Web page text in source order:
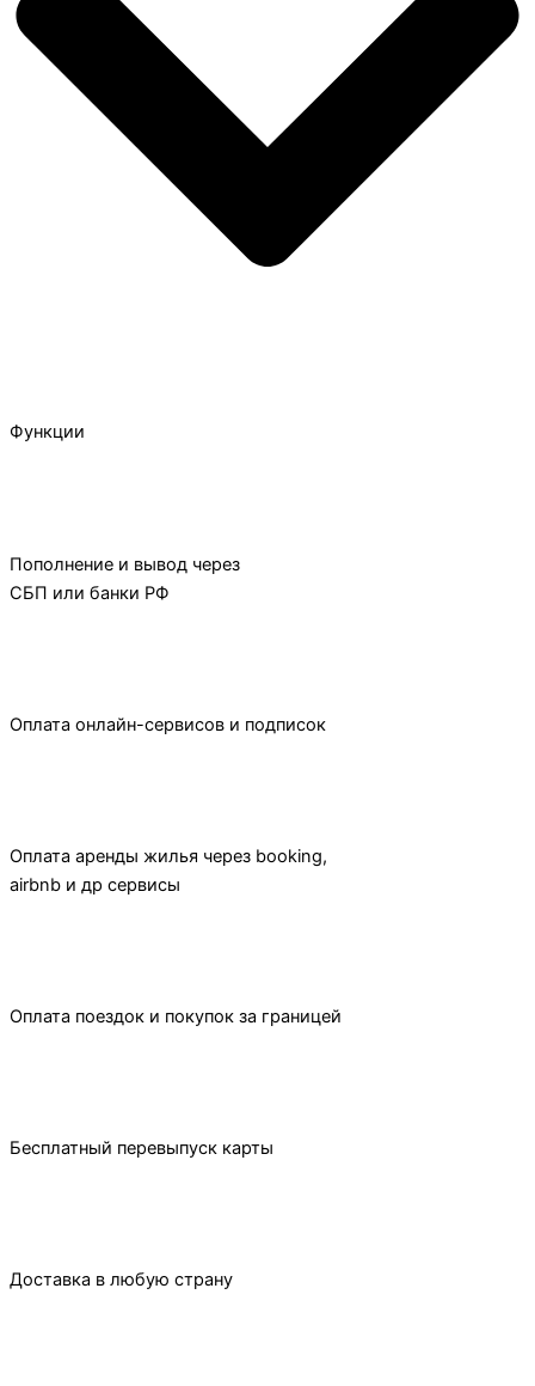
Функции
Пополнение и вывод через
СБП или банки РФ
Оплата онлайн-сервисов и подписок
Оплата аренды жилья через booking,
airbnb и др сервисы
Оплата поездок и покупок за границей
Бесплатный перевыпуск карты
Доставка в любую страну